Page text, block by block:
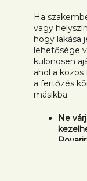
Ha
vagy
hogy lakása
lehetősége
különösen
ahol a
a fertőzés
másikba.
Ne